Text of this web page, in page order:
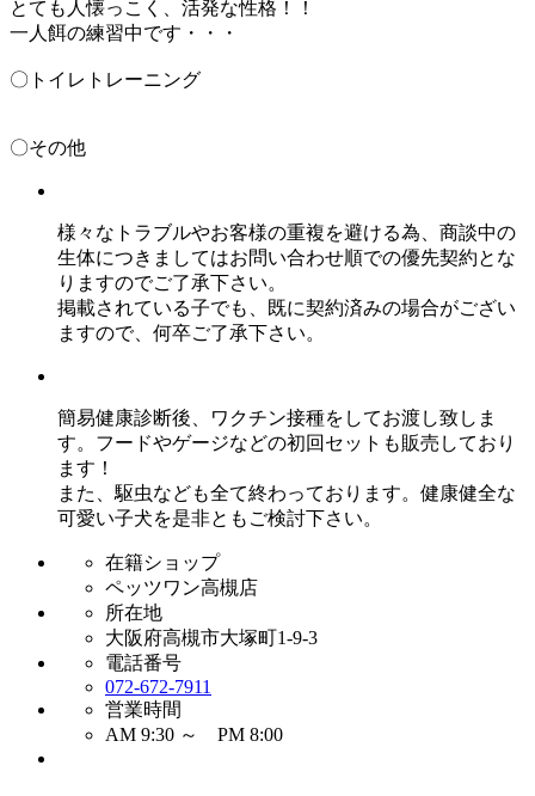
とても人懐っこく、活発な性格！！
一人餌の練習中です・・・
〇トイレトレーニング
〇その他
様々なトラブルやお客様の重複を避ける為、商談中の
生体につきましてはお問い合わせ順での優先契約とな
りますのでご了承下さい。
掲載されている子でも、既に契約済みの場合がござい
ますので、何卒ご了承下さい。
簡易健康診断後、ワクチン接種をしてお渡し致しま
す。フードやゲージなどの初回セットも販売しており
ます！
また、駆虫なども全て終わっております。健康健全な
可愛い子犬を是非ともご検討下さい。
在籍ショップ
ペッツワン高槻店
所在地
大阪府高槻市大塚町1-9-3
電話番号
072-672-7911
営業時間
AM 9:30 ～ PM 8:00